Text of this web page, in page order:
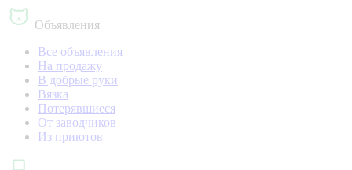
Объявления
Все объявления
На продажу
В добрые руки
Вязка
Потерявшиеся
От заводчиков
Из приютов